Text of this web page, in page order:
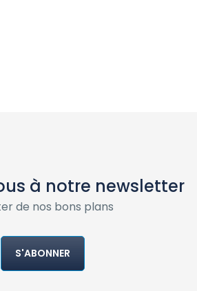
à notre newsletter
de nos bons plans
S'ABONNER